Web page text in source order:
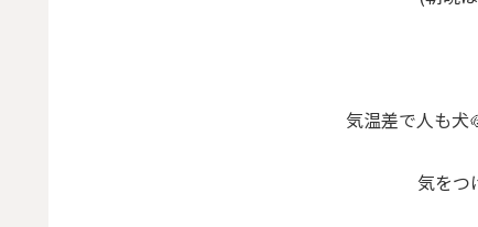
気温差で人も犬
気をつ